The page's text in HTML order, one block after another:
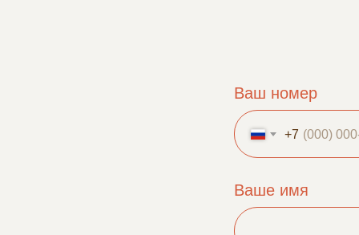
Ваш номер
+7
Ваше имя